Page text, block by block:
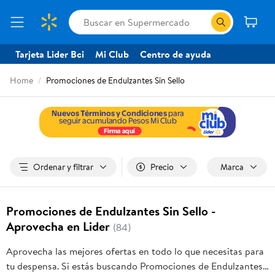
Tarjeta Lider Bci Mi Club Centro de ayuda
Home Promociones de Endulzantes Sin Sello
Ordenar y filtrar Precio Marca
Promociones de Endulzantes Sin Sello -
Aprovecha en Lider (84)
Aprovecha las mejores ofertas en todo lo que necesitas para
tu despensa. Si estás buscando Promociones de Endulzantes